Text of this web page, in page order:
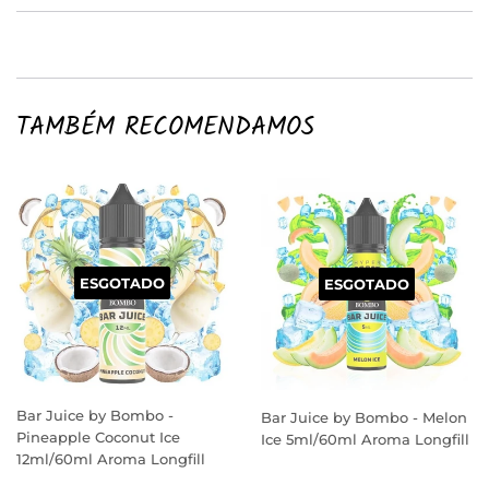
TAMBÉM RECOMENDAMOS
ESGOTADO
Bar Juice by Bombo -
Pineapple Coconut Ice
12ml/60ml Aroma Longfill
ESGOTADO
Bar Juice by Bombo - Melon
Ice 5ml/60ml Aroma Longfill